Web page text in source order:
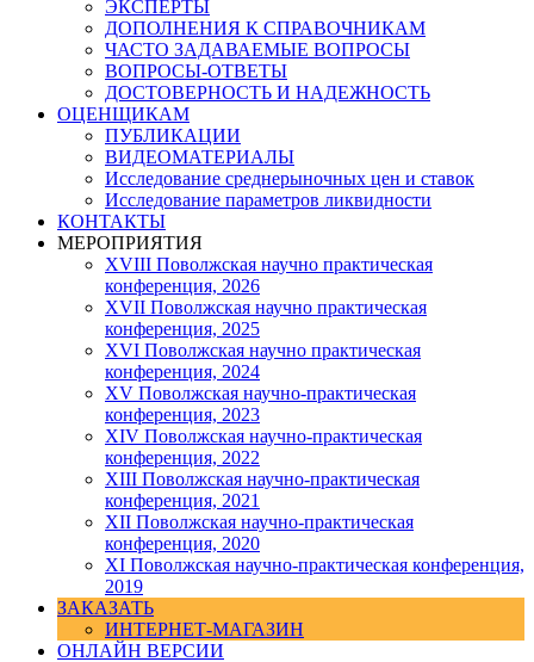
ЭКСПЕРТЫ
ДОПОЛНЕНИЯ К СПРАВОЧНИКАМ
ЧАСТО ЗАДАВАЕМЫЕ ВОПРОСЫ
ВОПРОСЫ-ОТВЕТЫ
ДОСТОВЕРНОСТЬ И НАДЕЖНОСТЬ
ОЦЕНЩИКАМ
ПУБЛИКАЦИИ
ВИДЕОМАТЕРИАЛЫ
Исследование среднерыночных цен и ставок
Исследование параметров ликвидности
КОНТАКТЫ
МЕРОПРИЯТИЯ
XVIII Поволжская научно практическая
конференция, 2026
XVII Поволжская научно практическая
конференция, 2025
XVI Поволжская научно практическая
конференция, 2024
ХV Поволжская научно-практическая
конференция, 2023
ХIV Поволжская научно-практическая
конференция, 2022
ХIII Поволжская научно-практическая
конференция, 2021
ХII Поволжская научно-практическая
конференция, 2020
XI Поволжская научно-практическая конференция,
2019
ЗАКАЗАТЬ
ИНТЕРНЕТ-МАГАЗИН
ОНЛАЙН ВЕРСИИ